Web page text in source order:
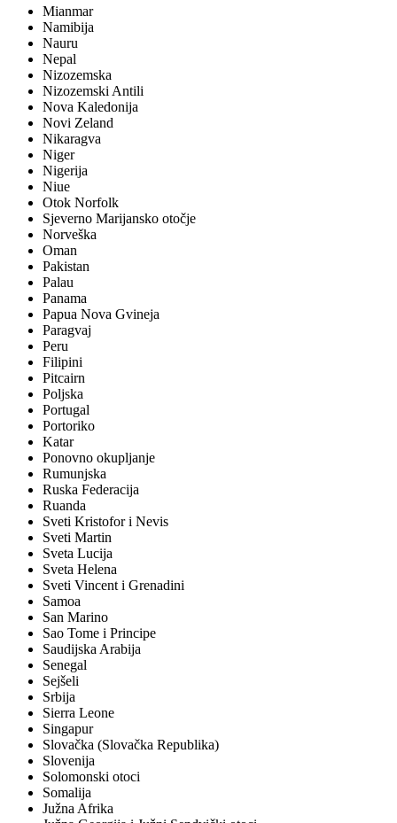
Mianmar
Namibija
Nauru
Nepal
Nizozemska
Nizozemski Antili
Nova Kaledonija
Novi Zeland
Nikaragva
Niger
Nigerija
Niue
Otok Norfolk
Sjeverno Marijansko otočje
Norveška
Oman
Pakistan
Palau
Panama
Papua Nova Gvineja
Paragvaj
Peru
Filipini
Pitcairn
Poljska
Portugal
Portoriko
Katar
Ponovno okupljanje
Rumunjska
Ruska Federacija
Ruanda
Sveti Kristofor i Nevis
Sveti Martin
Sveta Lucija
Sveta Helena
Sveti Vincent i Grenadini
Samoa
San Marino
Sao Tome i Principe
Saudijska Arabija
Senegal
Sejšeli
Srbija
Sierra Leone
Singapur
Slovačka (Slovačka Republika)
Slovenija
Solomonski otoci
Somalija
Južna Afrika